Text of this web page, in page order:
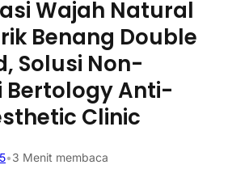
Wajah Natural
Benang Double
Solusi Non-
Bertology Anti-
Clinic
•3 Menit membaca